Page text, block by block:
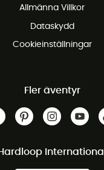
Allmänna Villkor
Dataskydd
Cookieinställningar
Fler äventyr
Hardloop International